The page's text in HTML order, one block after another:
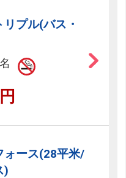
プル(バス・
ース(28平米/
)